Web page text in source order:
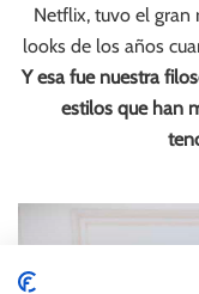
Netflix, tuvo el gran
looks de los años
Y esa fue nuestra
estilos que han